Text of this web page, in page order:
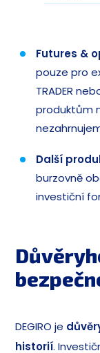
Futures &
pouze pro
TRADER
produktům
Další
burzovně
investiční
DEGIRO je
historií.